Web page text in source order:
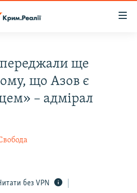
ще
що Азов є
– адмірал
без VPN